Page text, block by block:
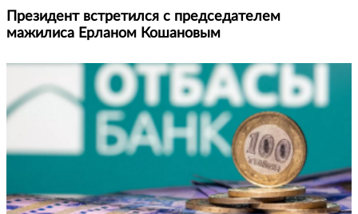
Президент встретился с председателем
мажилиса Ерланом Кошановым